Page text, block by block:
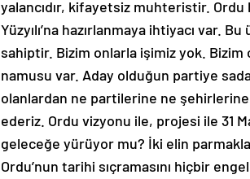
yalancıdır, kifayetsiz muhteristir.
Yüzyılı’na hazırlanmaya ihtiyacı var.
sahiptir. Bizim onlarla işimiz yok. Bizim
namusu var. Aday olduğun partiye
olanlardan ne partilerine ne şehirlerine
ederiz. Ordu vizyonu ile, projesi ile 31
geleceğe yürüyor mu? İki elin
Ordu’nun tarihi sıçramasını hiçbir